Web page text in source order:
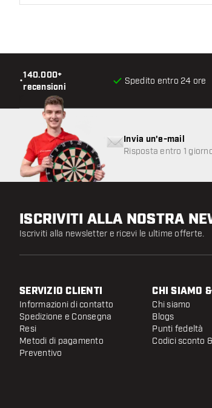
•
140.000+
recensioni
Spedito entro 24 ore
Invia un'e-mail
Risposta entro 1
ISCRIVITI ALLA NOSTRA
Iscriviti alla newsletter e ricevi le ultime offerte.
SERVIZIO CLIENTI
Informazioni di contatto
Spedizione e Consegna
Resi
Metodi di pagamento
Preventivo
CHI SIAMO
Chi siamo
Blogs
Punti fedeltà
Codici sconto